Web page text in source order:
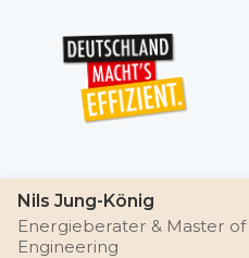
Nils Jung-König
Energieberater & Master of
Engineering